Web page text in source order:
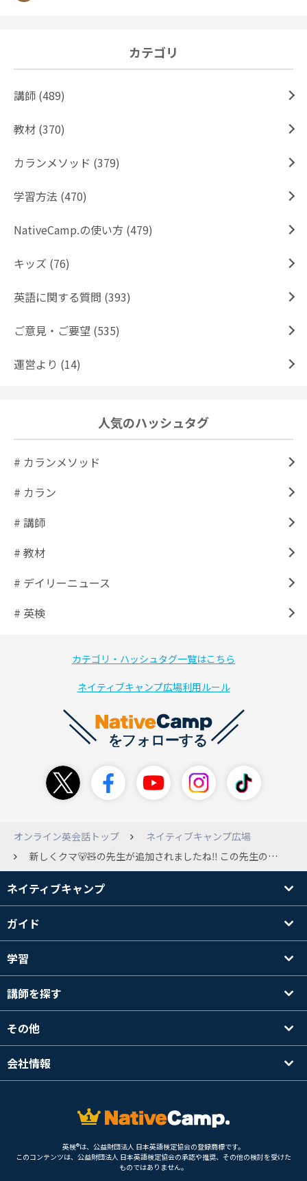
カテゴリ
講師 (489)
教材 (370)
カランメソッド (379)
学習方法 (470)
NativeCamp.の使い方 (479)
キッズ (76)
英語に関する質問 (393)
ご意見・ご要望 (535)
運営より (14)
人気のハッシュタグ
# カランメソッド
# カラン
# 講師
# 教材
# デイリーニュース
# 英検
カテゴリ・ハッシュタグ一覧はこちら
ネイティブキャンプ広場利用ルール
オンライン英会話トップ
ネイティブキャンプ広場
新しくクマ🐻🧸の先生が追加されましたね‼️ この先生のいいところはどこですか❓
ネイティブキャンプ
ガイド
学習
講師を探す
その他
会社情報
英検®は、公益財団法人 日本英語検定協会の登録商標です。
このコンテンツは、公益財団法人 日本英語検定協会の承認や推奨、その他の検討を受けた
ものではありません。